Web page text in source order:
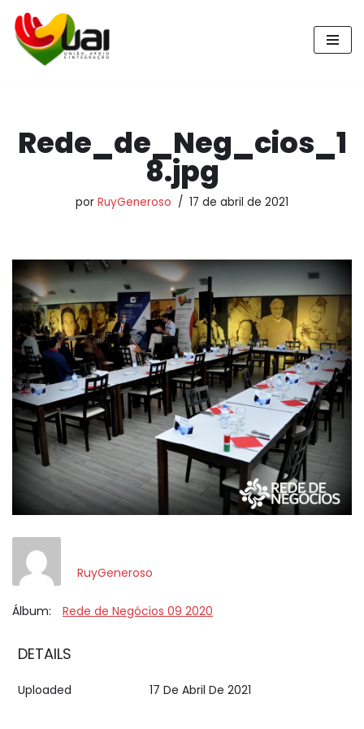
Pular
para
Rede_de_Neg_cios_1
8.jpg
por RuyGeneroso 17 de abril de 2021
RuyGeneroso
Álbum: Rede de Negócios 09 2020
DETAILS
Uploaded 17 De Abril De 2021